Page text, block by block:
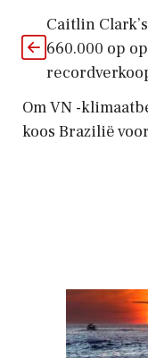
Caitlin
660.000 op
Om VN -
koos Brazilië